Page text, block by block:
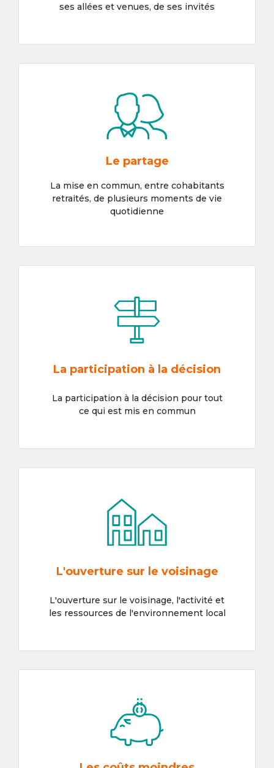
ses allées et venues, de ses invités
Le partage
La mise en commun, entre cohabitants
retraités, de plusieurs moments de vie
quotidienne
La participation à la décision
La participation à la décision pour tout
ce qui est mis en commun
L'ouverture sur le voisinage
L'ouverture sur le voisinage, l'activité et
les ressources de l'environnement local